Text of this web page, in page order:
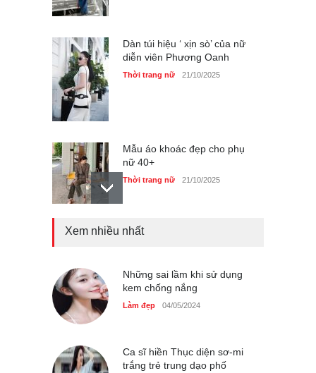
Dàn túi hiệu ‘ xịn sò’ của nữ
diễn viên Phương Oanh
Thời trang nữ 21/10/2025
Mẫu áo khoác đẹp cho phụ
nữ 40+
Thời trang nữ 21/10/2025
Truy tìm thông tin áo bra
Thời trang nữ 14/10/2025
phụ nữ Pháp tin dùng
Thời trang nữ 14/10/2025
Xem nhiều nhất
Những sai lầm khi sử dụng
kem chống nắng
Làm đẹp 04/05/2024
Ca sĩ hiền Thục diện sơ-mi
trắng trẻ trung dạo phố